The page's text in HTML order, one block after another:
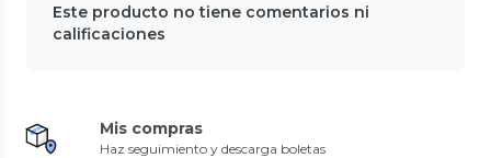
Este producto no tiene comentarios ni
calificaciones
Mis compras
Haz seguimiento y descarga boletas